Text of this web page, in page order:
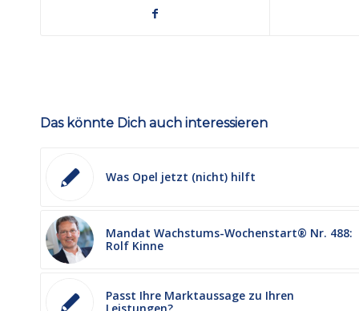
Das könnte Dich auch interessieren
Was Opel jetzt (nicht) hilft
Mandat Wachstums-Wochenstart® Nr. 488:
Rolf Kinne
Passt Ihre Marktaussage zu Ihren
Leistungen?